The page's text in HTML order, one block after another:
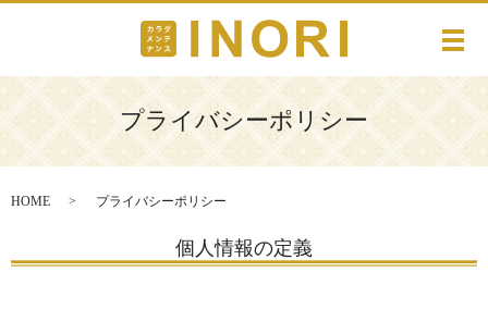
メ
プライバシーポリシー
HOME プライバシーポリシー
個人情報の定義